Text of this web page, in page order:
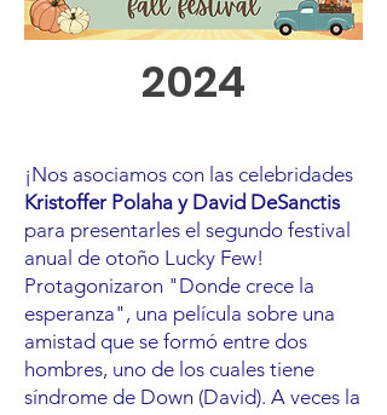
2024
¡Nos asociamos con las celebridades
Kristoffer Polaha y David DeSanctis
para presentarles el segundo festival
anual de otoño Lucky Few!
Protagonizaron "Donde crece la
esperanza", una película sobre una
amistad que se formó entre dos
hombres, uno de los cuales tiene
síndrome de Down (David). A veces la